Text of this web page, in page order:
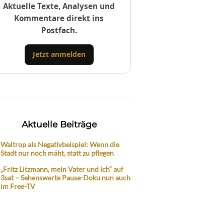
Aktuelle Texte, Analysen und
Kommentare direkt ins
Postfach.
Jetzt anmelden
Aktuelle Beiträge
Waltrop als Negativbeispiel: Wenn die
Stadt nur noch mäht, statt zu pflegen
„Fritz Litzmann, mein Vater und ich“ auf
3sat – Sehenswerte Pause-Doku nun auch
im Free-TV